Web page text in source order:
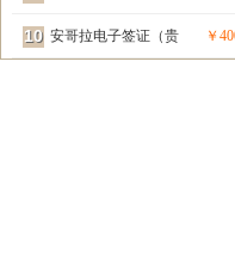
（贵宾签）
安哥拉电子签证（贵 ￥
10